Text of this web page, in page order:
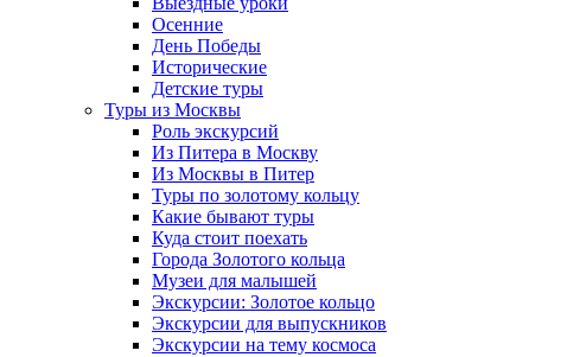
Осенние
День Победы
Исторические
Детские туры
Туры из Москвы
Роль экскурсий
Из Питера в Москву
Из Москвы в Питер
Туры по золотому кольцу
Какие бывают туры
Куда стоит поехать
Города Золотого кольца
Музеи для малышей
Экскурсии: Золотое кольцо
Экскурсии для выпускников
Экскурсии на тему космоса